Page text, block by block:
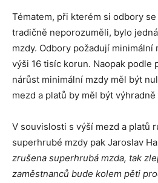
Tématem, při kterém si odbory
tradičně neporozuměli, bylo
mzdy. Odbory požadují
výši 16 tisíc korun. Naopak podle
nárůst minimální mzdy měl být
mezd a platů by měl být
V souvislosti s výší mezd a platů
superhrubé mzdy pak Jaroslav
zrušena superhrubá mzda, tak
zaměstnanců bude kolem pěti